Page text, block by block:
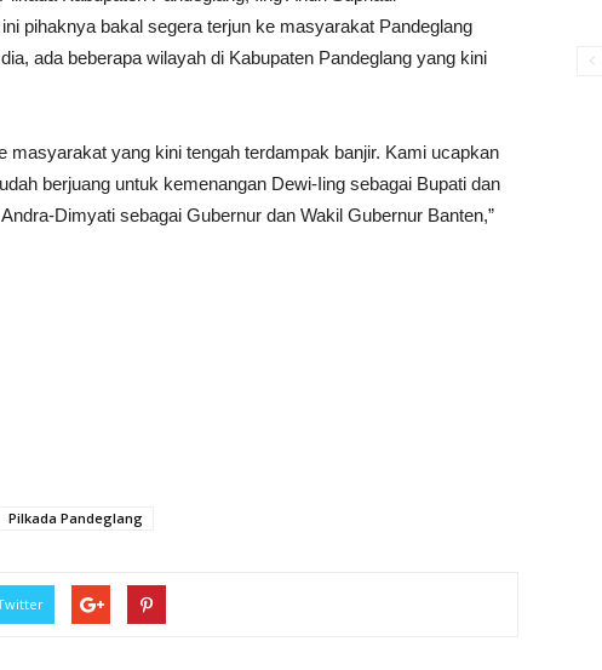
pihaknya bakal segera terjun ke masyarakat Pandeglang
ada beberapa wilayah di Kabupaten Pandeglang yang kini
masyarakat yang kini tengah terdampak banjir. Kami ucapkan
berjuang untuk kemenangan Dewi-Iing sebagai Bupati dan
Dimyati sebagai Gubernur dan Wakil Gubernur Banten,”
Pilkada Pandeglang